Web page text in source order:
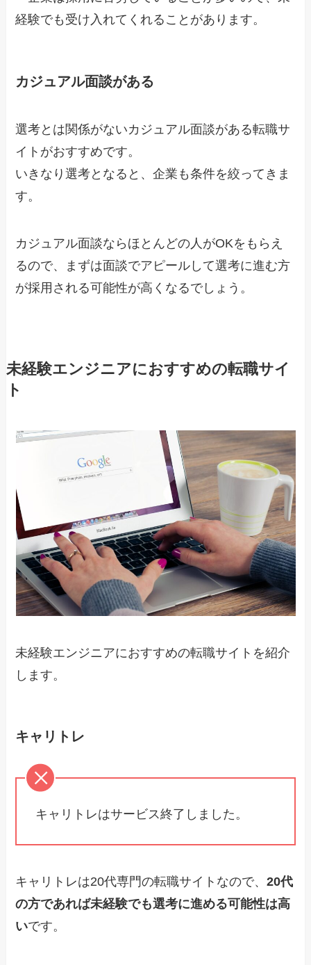
経験でも受け入れてくれることがあります。
カジュアル面談がある
選考とは関係がないカジュアル面談がある転職サ
イトがおすすめです。
いきなり選考となると、企業も条件を絞ってきま
す。
カジュアル面談ならほとんどの人がOKをもらえ
るので、まずは面談でアピールして選考に進む方
が採用される可能性が高くなるでしょう。
未経験エンジニアにおすすめの転職サイ
ト
未経験エンジニアにおすすめの転職サイトを紹介
します。
キャリトレ
キャリトレはサービス終了しました。
キャリトレは20代専門の転職サイトなので、20代
の方であれば未経験でも選考に進める可能性は高
いです。